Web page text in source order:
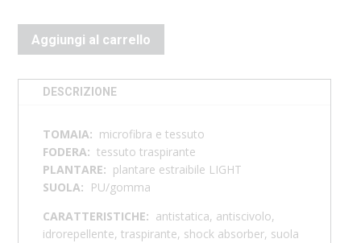
Aggiungi al carrello
DESCRIZIONE
TOMAIA: microfibra e tessuto
FODERA: tessuto traspirante
PLANTARE: plantare estraibile LIGHT
SUOLA: PU/gomma
CARATTERISTICHE: antistatica, antiscivolo,
idrorepellente, traspirante, shock absorber, suola